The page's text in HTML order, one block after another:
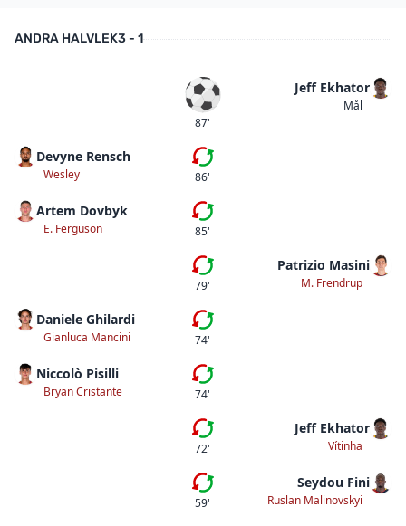
ANDRA HALVLEK3 - 1
Mål
87'
Jeff Ekhator
Mål
Devyne Rensch
Wesley
Femte bytet
86'
Artem Dovbyk
E. Ferguson
Fjärde bytet
85'
Femte bytet
79'
Patrizio Masini
M. Frendrup
Daniele Ghilardi
Gianluca Mancini
Tredje bytet
74'
Niccolò Pisilli
Bryan Cristante
Andra bytet
74'
Fjärde bytet
72'
Jeff Ekhator
Vítinha
Tredje bytet
59'
Seydou Fini
Ruslan Malinovskyi